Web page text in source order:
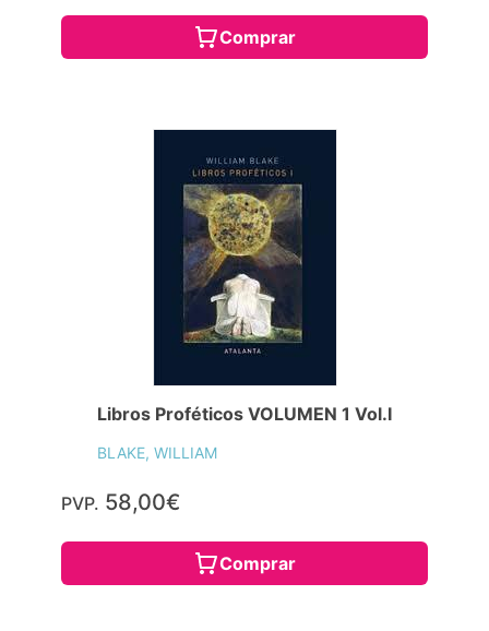
Comprar
Libros Proféticos VOLUMEN 1 Vol.I
BLAKE, WILLIAM
PVP. 58,00€
Comprar